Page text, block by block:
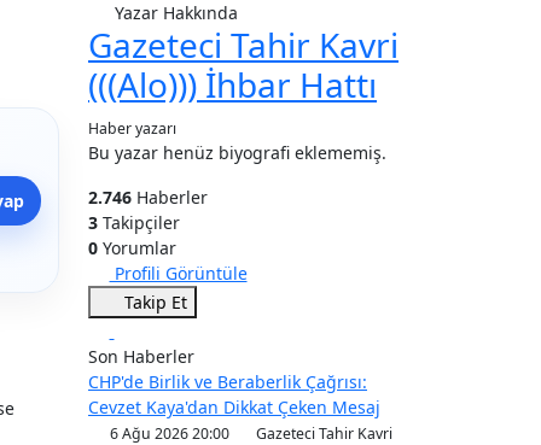
Yazar Hakkında
Gazeteci Tahir Kavri
(((Alo))) İhbar Hattı
Haber yazarı
Bu yazar henüz biyografi eklememiş.
2.746 Haberler
3 Takipçiler
0 Yorumlar
Profili Görüntüle
Takip Et
Son Haberler
CHP'de Birlik ve Beraberlik Çağrısı:
Cevzet Kaya'dan Dikkat Çeken Mesaj
6 Ağu 2026 20:00
Gazeteci Tahir Kavri